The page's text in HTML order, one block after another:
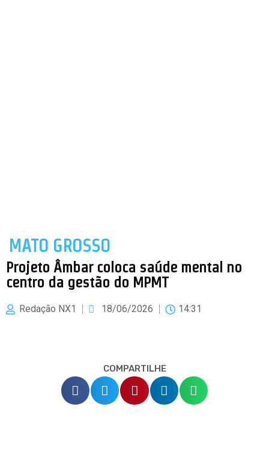
MATO GROSSO
Projeto Âmbar coloca saúde mental no
centro da gestão do MPMT
Redação NX1 18/06/2026 14:31
COMPARTILHE